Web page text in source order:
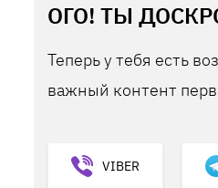
ОГО! ТЫ
Теперь у тебя есть
важный контент
VIBER